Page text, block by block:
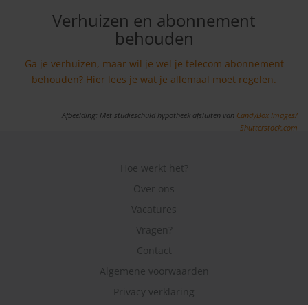
Verhuizen en abonnement
behouden
Ga je verhuizen, maar wil je wel je telecom abonnement
behouden? Hier lees je wat je allemaal moet regelen.
Afbeelding: Met studieschuld hypotheek afsluiten van CandyBox Images/
Shutterstock.com
Hoe werkt het?
Over ons
Vacatures
Vragen?
Contact
Algemene voorwaarden
Privacy verklaring